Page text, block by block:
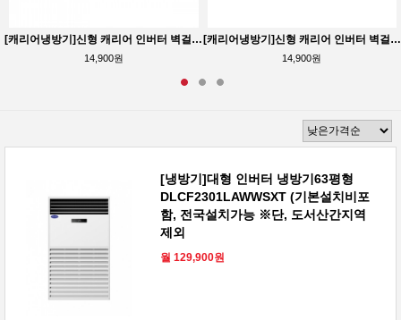
[캐리어냉방기]신형 캐리어 인버터 벽걸이에어컨 AARB-0062GDWSDT 6평형
14,900원
[캐리어냉방기]신형 캐리어 인버터 벽걸이에어컨 AARB-0062GDWSD 6평형
14,900원
[냉방기]대형 인버터 냉방기63평형
DLCF2301LAWWSXT (기본설치비포
함, 전국설치가능 ※단, 도서산간지역
제외
월 129,900원